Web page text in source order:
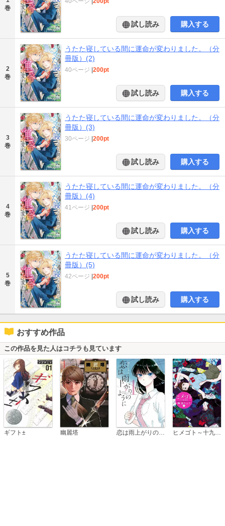
巻
試し読み 購入する
2
巻
うたた寝している間に運命が変わりました。（分
冊版）(2)
40ページ |200pt
試し読み 購入する
3
巻
うたた寝している間に運命が変わりました。（分
冊版）(3)
30ページ |200pt
試し読み 購入する
4
巻
うたた寝している間に運命が変わりました。（分
冊版）(4)
41ページ |200pt
試し読み 購入する
5
巻
うたた寝している間に運命が変わりました。（分
冊版）(5)
42ページ |200pt
試し読み 購入する
おすすめ作品
この作品を見た人はコチラも見ています
ギフト± 幽麗塔 ヒメゴト～十九歳の制服～